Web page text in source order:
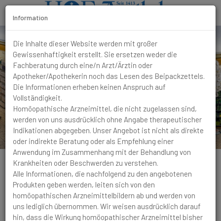
Bronchitis
Lange dauernde Hustenanfälle von
krampfhaftem, bellenden Husten mit Atemnot bis hin zum
Information
Die Inhalte dieser Website werden mit großer
Gewissenhaftigkeit erstellt. Sie ersetzen weder die
Fachberatung durch eine/n Arzt/Ärztin oder
Apotheker/Apothekerin noch das Lesen des Beipackzettels.
Die Informationen erheben keinen Anspruch auf
Vollständigkeit.
Homöopathische Arzneimittel, die nicht zugelassen sind,
werden von uns ausdrücklich ohne Angabe therapeutischer
Indikationen abgegeben. Unser Angebot ist nicht als direkte
oder indirekte Beratung oder als Empfehlung einer
Anwendung im Zusammenhang mit der Behandlung von
Krankheiten oder Beschwerden zu verstehen.
Alle Informationen, die nachfolgend zu den angebotenen
Produkten geben werden, leiten sich von den
homöopathischen Arzneimittelbildern ab und werden von
uns lediglich übernommen. Wir weisen ausdrücklich darauf
hin, dass die Wirkung homöopathischer Arzneimittel bisher